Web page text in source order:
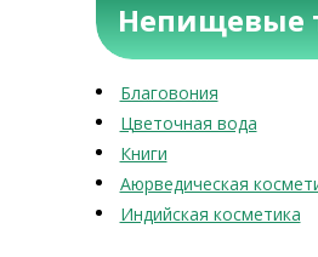
Непищевые
Благовония
Цветочная вода
Книги
Аюрведическая
Индийская косметика